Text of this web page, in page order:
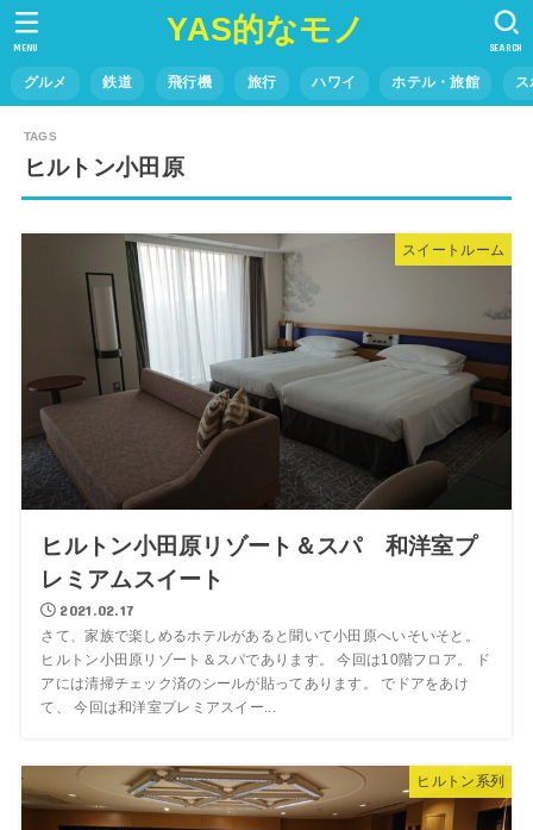
YAS的なモノ
グルメ 鉄道 飛行機 旅行 ハワイ ホテル・旅館
SEARCH
MENU
ヒルトン小田原
スイートルーム
ヒルトン小田原リゾート＆スパ 和洋室プ
レミアムスイート
2021.02.17
さて、家族で楽しめるホテルがあると聞いて小田原へいそいそと。
ヒルトン小田原リゾート＆スパであります。 今回は10階フロア。 ド
アには清掃チェック済のシールが貼ってあります。 でドアをあけ
て、 今回は和洋室プレミアスイー...
ヒルトン系列